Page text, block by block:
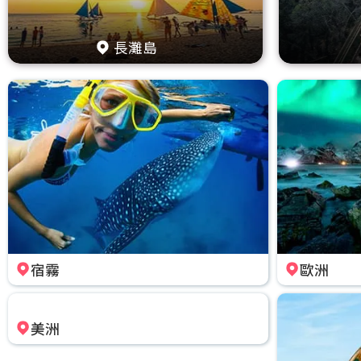
長灘島
宿霧 歐洲
美洲